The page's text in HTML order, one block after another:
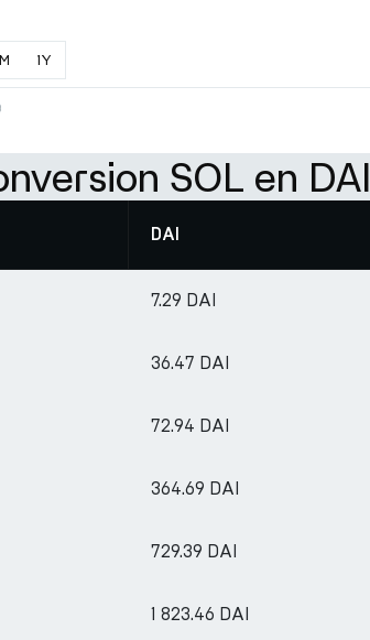
M 1Y
SOL en DAI
DAI
7.29 DAI
36.47 DAI
72.94 DAI
364.69 DAI
729.39 DAI
1 823.46 DAI